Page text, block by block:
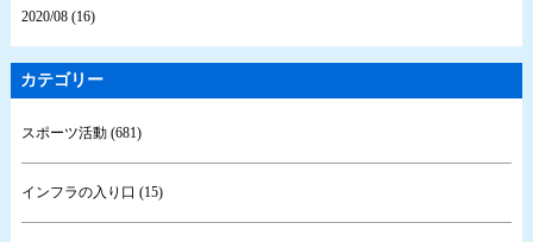
2020/08 (16)
カテゴリー
スポーツ活動 (681)
インフラの入り口 (15)